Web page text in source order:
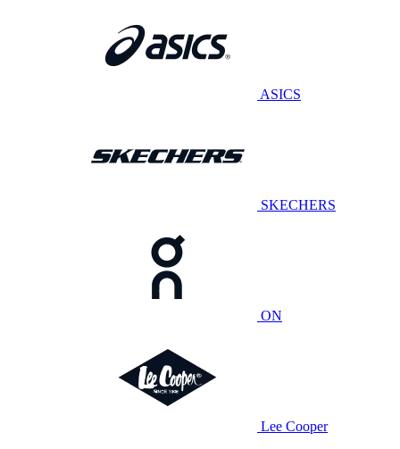
ASICS
SKECHERS
ON
Lee Cooper